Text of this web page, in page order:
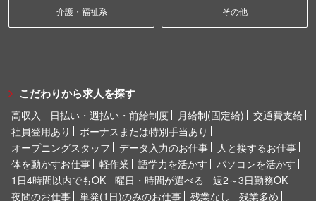
介護・福祉系 その他
こだわりから求人を探す
高収入 日払い・週払い・前給制度 月給制(固定給)
交通費支給
社員登用あり
ボーナスまたは特別手当あり
オープニングスタッフ
データ入力のお仕事
人と接するお仕事
体を動かすお仕事
軽作業 語学力を活かす
パソコンを活かす
1日4時間以内でもOK
曜日・時間が選べる
週2～3日勤務OK
夜間のお仕事
単発(1日)のみのお仕事 残業なし
残業多め